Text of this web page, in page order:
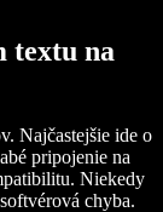
textu na
Najčastejšie ide o
pripojenie na
Niekedy
chyba.